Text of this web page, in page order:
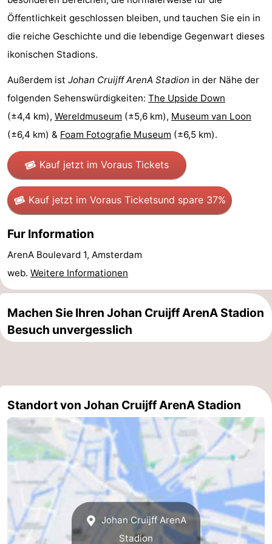
Homohauptstadt
Geschichte
Stadt
der
Diamante
Plätze
im
Zentrum
Gärten
und
Parks
Stadtviertel
Umgebung
-
Südholland
Praktisch
Forum
Verkehr
Route
Hauptbahnhof
Schiphol
Eindhoven
Parken
Tipps
Öffentlichkeit geschlossen bleiben, und tauchen Sie ein in
die reiche Geschichte und die lebendige Gegenwart dieses
ikonischen Stadions.
Außerdem ist Johan Cruijff ArenA Stadion in der Nähe der
folgenden Sehenswürdigkeiten: The Upside Down
(±4,4 km), Wereldmuseum (±5,6 km), Museum van Loon
(±6,4 km) & Foam Fotografie Museum (±6,5 km).
Kauf jetzt im Voraus Tickets
Kauf jetzt im Voraus Ticketsund spare 37%
Fur Information
ArenA Boulevard 1, Amsterdam
web. Weitere Informationen
Machen Sie Ihren Johan Cruijff ArenA Stadion
Besuch unvergesslich
Standort von Johan Cruijff ArenA Stadion
Johan Cruijff ArenA
Stadion